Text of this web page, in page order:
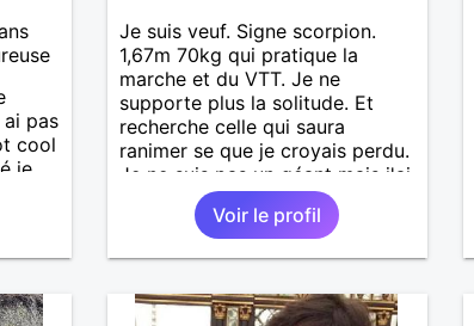
et
le
pas
cool
je
Je suis veuf. Signe scorpion.
1,67m 70kg qui pratique la
marche et du VTT. Je ne
supporte plus la solitude. Et
recherche celle qui saura
ranimer se que je croyais perdu.
Je ne suis pas un géant mais j'ai
un gros coeur. Je supporte pas
le mensonge l'hypocrisie. J'aime
la franchise et l'honnêteté. Les
contacter moi.
Voir le profil